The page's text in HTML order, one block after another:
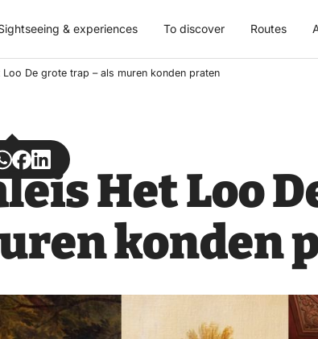
& experiences To discover Routes
Loo De grote trap – als muren konden praten
Share
on
Share
on
Het Loo
konden